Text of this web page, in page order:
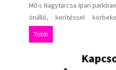
M0-s Nagytarcsa Ipari
önálló, kerítéssel
szélességében. Bérleti díj:
felül csak a rezsi fizetendő
Bérleti időtartam: min. 1
Több